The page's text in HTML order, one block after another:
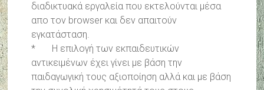
διαδικτυακά εργαλεία που εκτελούνται μέσα
απο τον browser και δεν απαιτούν
εγκατάσταση.
* Η επιλογή των εκπαιδευτικών
αντικειμένων έχει γίνει με βάση την
παιδαγωγική τους αξιοποίηση αλλά και με βάση